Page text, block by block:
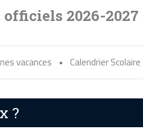
2026-2027
vacances • Calendrier Scolaire
?